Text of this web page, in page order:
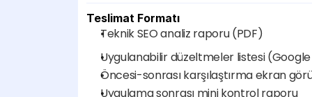
Teslimat Formatı
Teknik SEO analiz raporu (PDF)
Uygulanabilir düzeltmeler listesi
Öncesi-sonrası karşılaştırma ekran
Uygulama sonrası mini kontrol raporu